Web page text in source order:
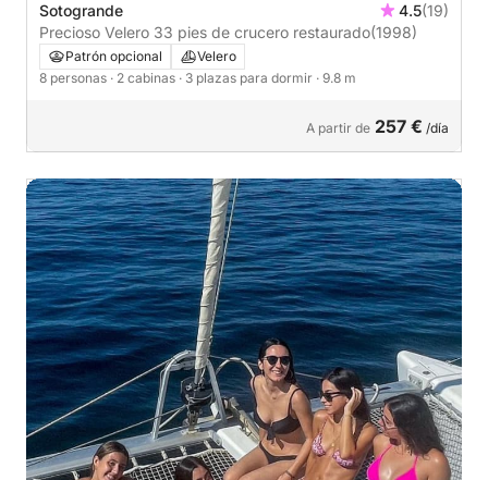
Sotogrande 4.5(19)
Precioso Velero 33 pies de crucero restaurado(1998)
Patrón opcional
Velero
8 personas · 2 cabinas · 3 plazas para dormir · 9.8 m
A partir de 257 € /día